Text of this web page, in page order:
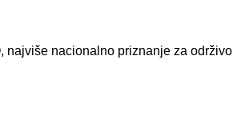
najviše nacionalno priznanje za održivo